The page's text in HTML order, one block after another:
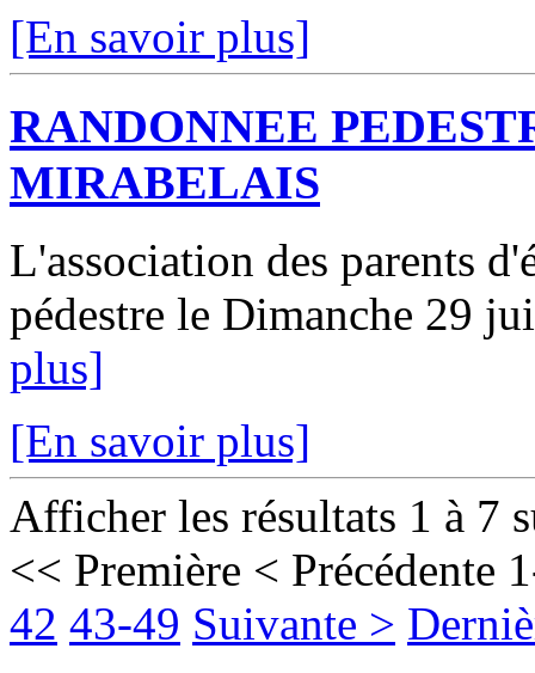
[En savoir plus]
RANDONNEE
MIRABELAIS
L'association des parents
pédestre le Dimanche 29
plus]
[En savoir plus]
Afficher les résultats 1 à 7
<< Première < Précédente
42 43-49 Suivante >